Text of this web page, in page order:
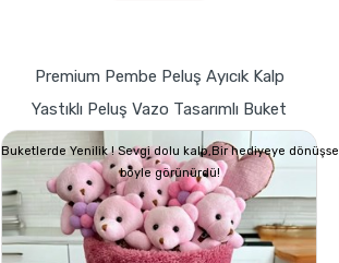
Premium Pembe Peluş Ayıcık Kalp
Yastıklı Peluş Vazo Tasarımlı Buket
Buketlerde Yenilik ! Sevgi dolu kalp,Bir hediyeye dönüşse
böyle görünürdü!